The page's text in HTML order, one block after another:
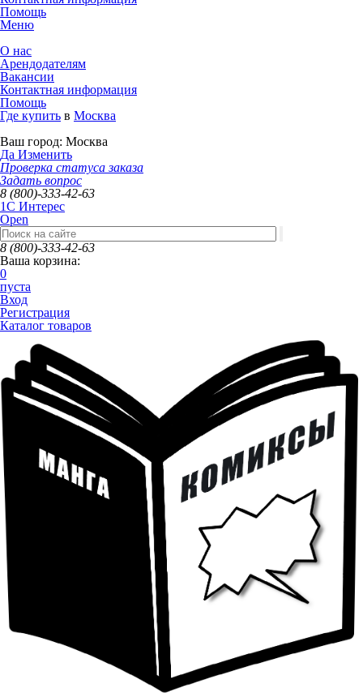
Помощь
Меню
О нас
Арендодателям
Вакансии
Контактная информация
Помощь
Где купить в Москва
Ваш город: Москва
Да Изменить
Проверка статуса заказа
Задать вопрос
8 (800)-333-42-63
1C Интерес
Open
8 (800)-333-42-63
Ваша корзина:
0
пуста
Вход
Регистрация
Каталог товаров